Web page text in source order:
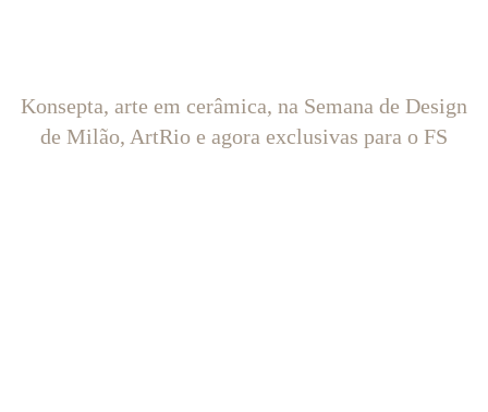
Konsepta, arte em cerâmica, na Semana de Design
de Milão, ArtRio e agora exclusivas para o FS